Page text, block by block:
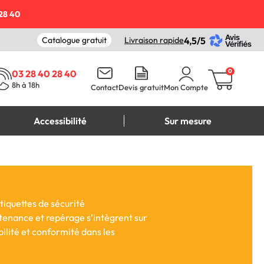
40
Catalogue gratuit Livraison rapide4,5/5
03 28 40 28 40
8h à 18h ContactDevis gratuitMon Compte
0
Accessibilité Sur mesure
de sécurité
et repérage s’intègrent sur
et conformité dans les